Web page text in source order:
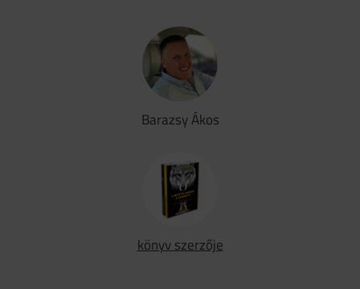
Barazsy Ákos
könyv szerzője